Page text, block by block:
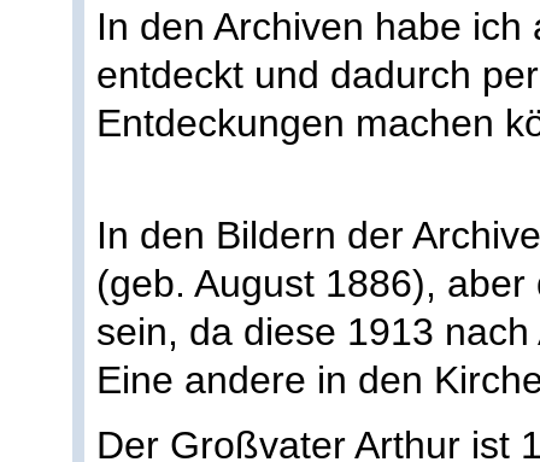
In den Archiven habe
entdeckt und dadurch
Entdeckungen machen
In den Bildern der
(geb. August 1886),
sein, da diese 1913
Eine andere in den
Der Großvater Arthur ist